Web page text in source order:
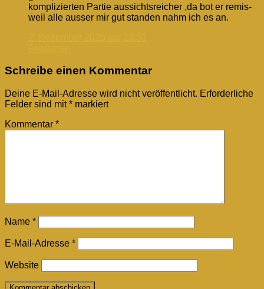
komplizierten Partie aussichtsreicher ,da bot er remis-
weil alle ausser mir gut standen nahm ich es an.
Schreibe einen Kommentar
Deine E-Mail-Adresse wird nicht veröffentlicht. Erforderliche
Felder sind mit* markiert
Kommentar *
Name *
E-Mail-Adresse *
Website